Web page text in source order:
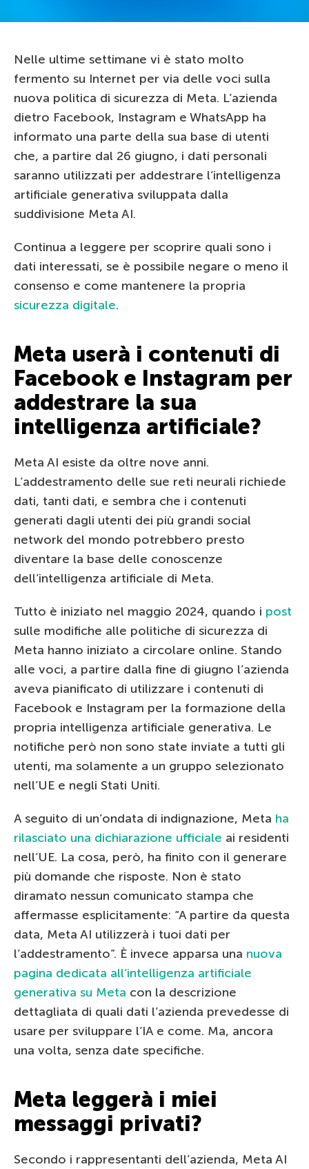
Nelle ultime settimane vi è stato molto
fermento su Internet per via delle voci sulla
nuova politica di sicurezza di Meta. L’azienda
dietro Facebook, Instagram e WhatsApp ha
informato una parte della sua base di utenti
che, a partire dal 26 giugno, i dati personali
saranno utilizzati per addestrare l’intelligenza
artificiale generativa sviluppata dalla
suddivisione Meta AI.
Continua a leggere per scoprire quali sono i
dati interessati, se è possibile negare o meno il
consenso e come mantenere la propria
sicurezza digitale.
Meta userà i contenuti di
Facebook e Instagram per
addestrare la sua
intelligenza artificiale?
Meta AI esiste da oltre nove anni.
L’addestramento delle sue reti neurali richiede
dati, tanti dati, e sembra che i contenuti
generati dagli utenti dei più grandi social
network del mondo potrebbero presto
diventare la base delle conoscenze
dell’intelligenza artificiale di Meta.
Tutto è iniziato nel maggio 2024, quando i post
sulle modifiche alle politiche di sicurezza di
Meta hanno iniziato a circolare online. Stando
alle voci, a partire dalla fine di giugno l’azienda
aveva pianificato di utilizzare i contenuti di
Facebook e Instagram per la formazione della
propria intelligenza artificiale generativa. Le
notifiche però non sono state inviate a tutti gli
utenti, ma solamente a un gruppo selezionato
nell’UE e negli Stati Uniti.
A seguito di un’ondata di indignazione, Meta ha
rilasciato una dichiarazione ufficiale ai residenti
nell’UE. La cosa, però, ha finito con il generare
più domande che risposte. Non è stato
diramato nessun comunicato stampa che
affermasse esplicitamente: “A partire da questa
data, Meta AI utilizzerà i tuoi dati per
l’addestramento”. È invece apparsa una nuova
pagina dedicata all’intelligenza artificiale
generativa su Meta con la descrizione
dettagliata di quali dati l’azienda prevedesse di
usare per sviluppare l’IA e come. Ma, ancora
una volta, senza date specifiche.
Meta leggerà i miei
messaggi privati?
Secondo i rappresentanti dell’azienda, Meta AI